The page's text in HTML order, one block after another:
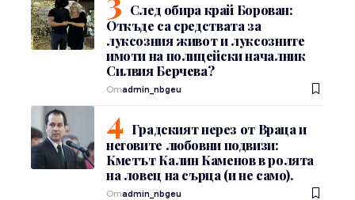
След обира край Борован:
Откъде са средствата за
луксозния живот и луксозните
имоти на полицейски началник
Силвия Берчева?
Отadmin_nbgeu
Градският нерез от Враца и
неговите любовни подвизи:
Кметът Калин Каменов в ролята
на ловец на сърца (и не само).
Отadmin_nbgeu